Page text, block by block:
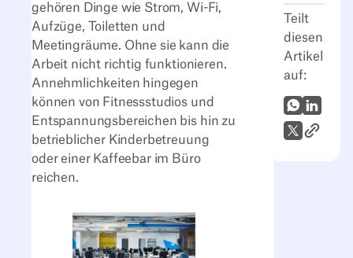
Teilt
diesen
Artikel
auf:
WhatsApp
X (Twitter)
Link
gehören Dinge wie Strom, Wi-Fi,
Aufzüge, Toiletten und
Meetingräume. Ohne sie kann die
Arbeit nicht richtig funktionieren.
Annehmlichkeiten hingegen
können von Fitnessstudios und
Entspannungsbereichen bis hin zu
betrieblicher Kinderbetreuung
oder einer Kaffeebar im Büro
reichen.